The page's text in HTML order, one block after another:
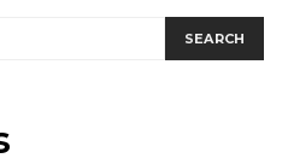
SEARCH